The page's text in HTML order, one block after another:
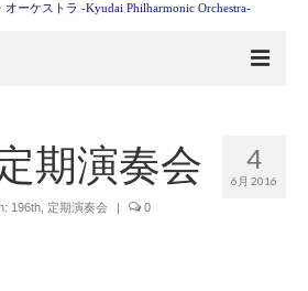
ーケストラ -Kyudai Philharmonic Orchestra-
4
6月 2016
期演奏会
196th 定期演奏会 0